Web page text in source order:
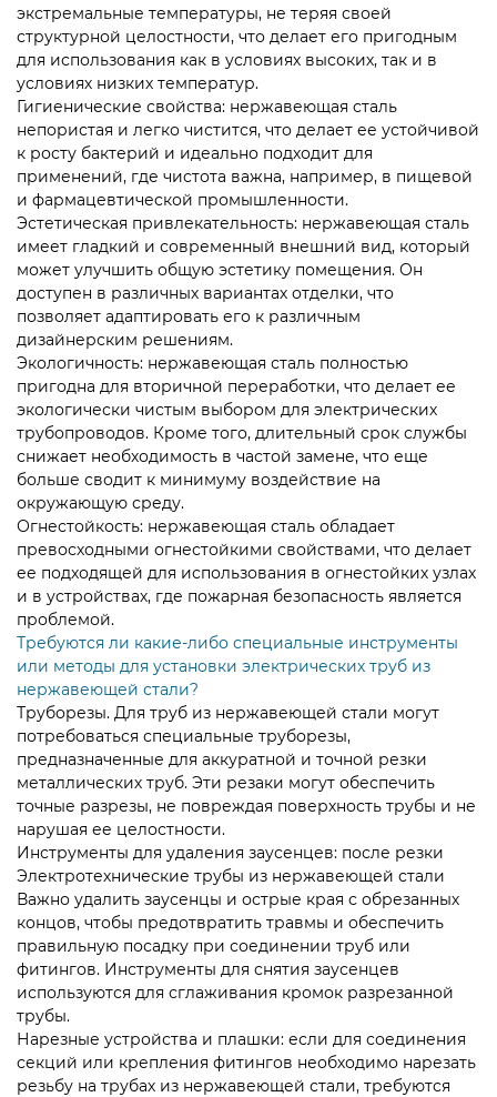
экстремальные температуры, не теряя своей
структурной целостности, что делает его пригодным
для использования как в условиях высоких, так и в
условиях низких температур.
Гигиенические свойства: нержавеющая сталь
непористая и легко чистится, что делает ее устойчивой
к росту бактерий и идеально подходит для
применений, где чистота важна, например, в пищевой
и фармацевтической промышленности.
Эстетическая привлекательность: нержавеющая сталь
имеет гладкий и современный внешний вид, который
может улучшить общую эстетику помещения. Он
доступен в различных вариантах отделки, что
позволяет адаптировать его к различным
дизайнерским решениям.
Экологичность: нержавеющая сталь полностью
пригодна для вторичной переработки, что делает ее
экологически чистым выбором для электрических
трубопроводов. Кроме того, длительный срок службы
снижает необходимость в частой замене, что еще
больше сводит к минимуму воздействие на
окружающую среду.
Огнестойкость: нержавеющая сталь обладает
превосходными огнестойкими свойствами, что делает
ее подходящей для использования в огнестойких узлах
и в устройствах, где пожарная безопасность является
проблемой.
Требуются ли какие-либо специальные инструменты
или методы для установки электрических труб из
нержавеющей стали?
Труборезы. Для труб из нержавеющей стали могут
потребоваться специальные труборезы,
предназначенные для аккуратной и точной резки
металлических труб. Эти резаки могут обеспечить
точные разрезы, не повреждая поверхность трубы и не
нарушая ее целостности.
Инструменты для удаления заусенцев: после резки
Электротехнические трубы из нержавеющей стали
Важно удалить заусенцы и острые края с обрезанных
концов, чтобы предотвратить травмы и обеспечить
правильную посадку при соединении труб или
фитингов. Инструменты для снятия заусенцев
используются для сглаживания кромок разрезанной
трубы.
Нарезные устройства и плашки: если для соединения
секций или крепления фитингов необходимо нарезать
резьбу на трубах из нержавеющей стали, требуются